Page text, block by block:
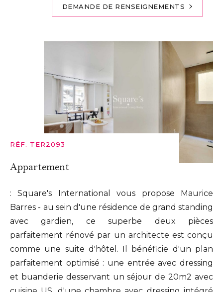
DEMANDE DE RENSEIGNEMENTS
RÉF. TER2093
Appartement
: Square's International vous propose Maurice
Barres - au sein d'une résidence de grand standing
avec gardien, ce superbe deux pièces
parfaitement rénové par un architecte est conçu
comme une suite d'hôtel. Il bénéficie d'un plan
parfaitement optimisé : une entrée avec dressing
et buanderie desservant un séjour de 20m2 avec